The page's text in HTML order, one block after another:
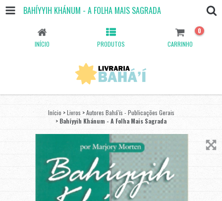
BAHÍYYIH KHÁNUM - A FOLHA MAIS SAGRADA
INÍCIO PRODUTOS CARRINHO
0
Início > Livros > Autores Bahá'ís - Publicações Gerais
> Bahíyyih Khánum - A Folha Mais Sagrada